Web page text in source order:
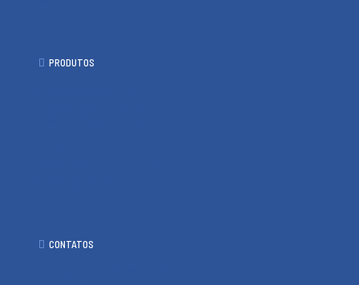
PRODUTOS
CONTATOS